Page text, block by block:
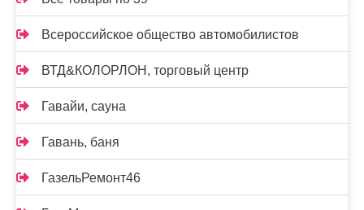
Всероссийское общество автомобилистов
ВТД&КОЛОРЛОН, торговый центр
Гавайи, сауна
Гавань, баня
ГазельРемонт46